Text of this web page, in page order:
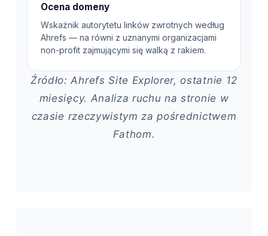
Ocena domeny
Wskaźnik autorytetu linków zwrotnych według
Ahrefs — na równi z uznanymi organizacjami
non-profit zajmującymi się walką z rakiem.
Źródło: Ahrefs Site Explorer, ostatnie 12
miesięcy. Analiza ruchu na stronie w
czasie rzeczywistym za pośrednictwem
Fathom.